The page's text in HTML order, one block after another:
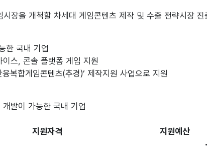
시장을 개척할 차세대 게임콘텐츠 제작 및 수출 전략시장 진
한 국내 기업
스, 콘솔 플랫폼 게임 지원
복합게임콘텐츠(추경)’ 제작지원 사업으로 지원
발이 가능한 국내 기업
지원자격 지원예산